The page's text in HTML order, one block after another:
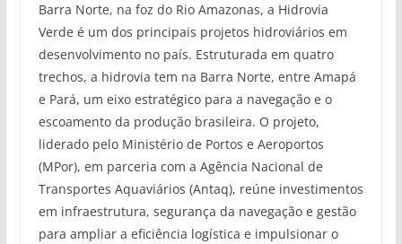
Barra Norte, na foz do Rio Amazonas, a Hidrovia
Verde é um dos principais projetos hidroviários em
desenvolvimento no país. Estruturada em quatro
trechos, a hidrovia tem na Barra Norte, entre Amapá
e Pará, um eixo estratégico para a navegação e o
escoamento da produção brasileira. O projeto,
liderado pelo Ministério de Portos e Aeroportos
(MPor), em parceria com a Agência Nacional de
Transportes Aquaviários (Antaq), reúne investimentos
em infraestrutura, segurança da navegação e gestão
para ampliar a eficiência logística e impulsionar o